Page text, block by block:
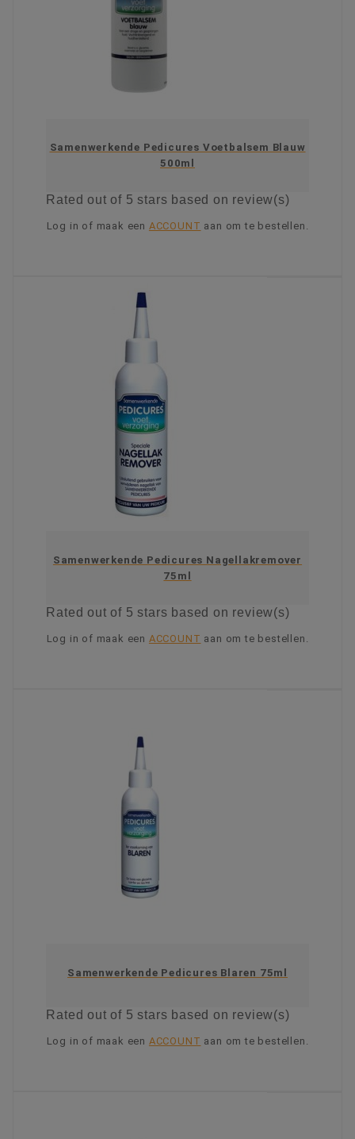
Samenwerkende Pedicures Voetbalsem Blauw
500ml
Ratedout of 5 stars based on review(s)
Log in of maak een ACCOUNT aan om te bestellen.
Samenwerkende Pedicures Nagellakremover
75ml
Ratedout of 5 stars based on review(s)
Log in of maak een ACCOUNT aan om te bestellen.
Samenwerkende Pedicures Blaren 75ml
Ratedout of 5 stars based on review(s)
Log in of maak een ACCOUNT aan om te bestellen.